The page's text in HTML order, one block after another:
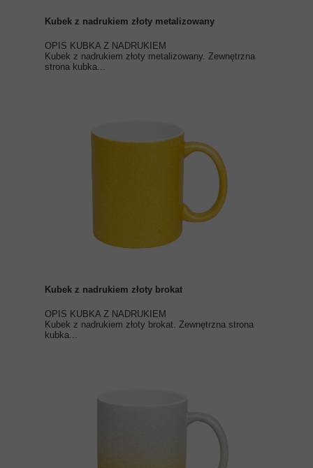
Kubek z nadrukiem złoty metalizowany
OPIS KUBKA Z NADRUKIEM
Kubek z nadrukiem złoty metalizowany. Zewnętrzna
strona kubka...
Kubek z nadrukiem złoty brokat
OPIS KUBKA Z NADRUKIEM
Kubek z nadrukiem złoty brokat. Zewnętrzna strona
kubka...